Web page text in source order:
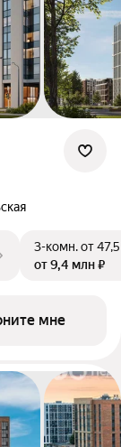
3-комн.от
от 9,4 млн ₽
мне